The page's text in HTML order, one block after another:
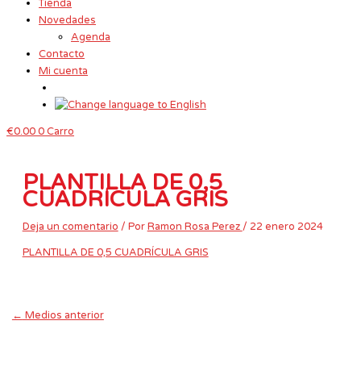
Tienda
Novedades
Agenda
Contacto
Mi cuenta
€0.000Carro
PLANTILLA DE 0,5
CUADRÍCULA GRIS
Deja un comentario / PorRamon Rosa Perez / 22 enero 2024
PLANTILLA DE 0,5 CUADRÍCULA GRIS
← Medios anterior